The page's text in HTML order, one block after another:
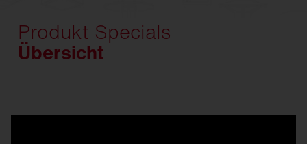
Produkt Specials
Übersicht